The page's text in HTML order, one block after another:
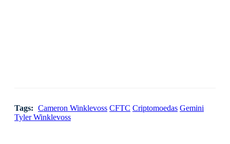
Tags: Cameron Winklevoss CFTC Criptomoedas Gemini
Tyler Winklevoss